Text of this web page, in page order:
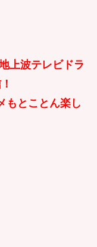
上波テレビドラ
もとことん楽し